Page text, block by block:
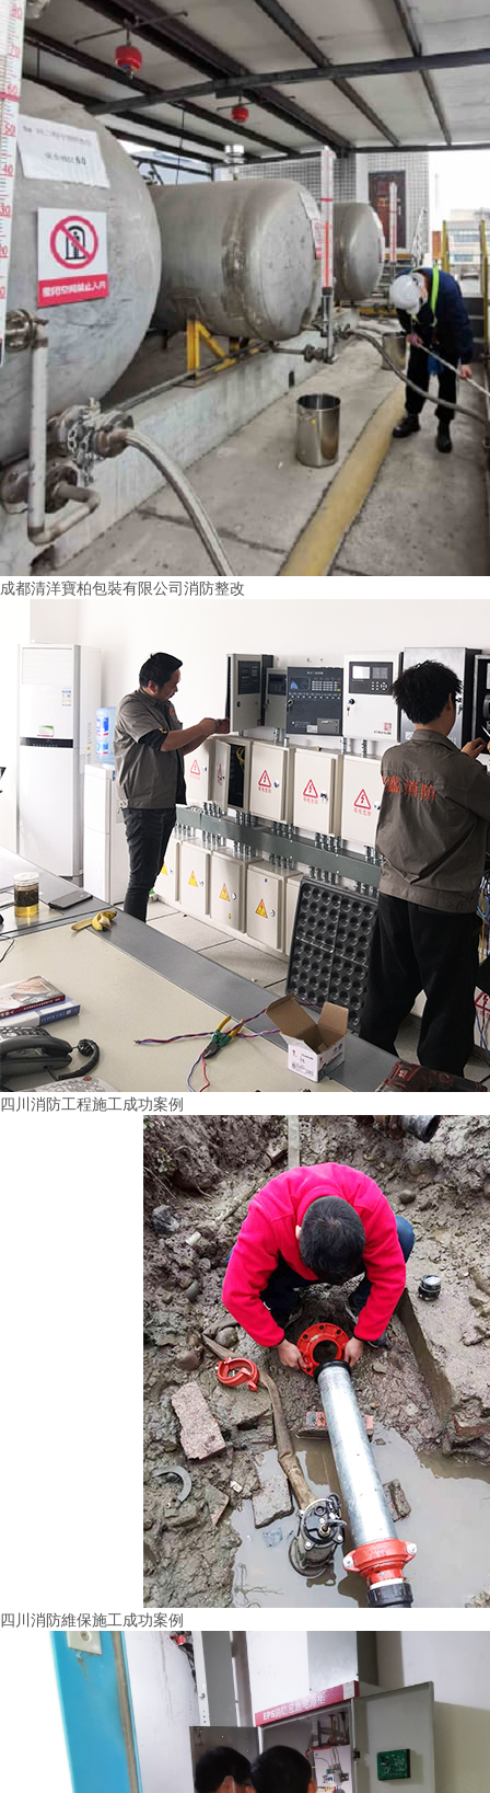
成都清洋寶柏包裝有限公司消防整改
四川消防工程施工成功案例
四川消防維保施工成功案例